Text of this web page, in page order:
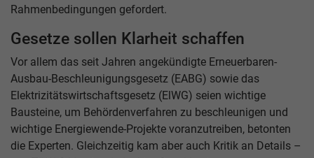
Rahmenbedingungen gefordert.
Gesetze sollen Klarheit schaffen
Vor allem das seit Jahren angekündigte Erneuerbaren-
Ausbau-Beschleunigungsgesetz (EABG) sowie das
Elektrizitätswirtschaftsgesetz (ElWG) seien wichtige
Bausteine, um Behördenverfahren zu beschleunigen und
wichtige Energiewende-Projekte voranzutreiben, betonten
die Experten. Gleichzeitig kam aber auch Kritik an Details –